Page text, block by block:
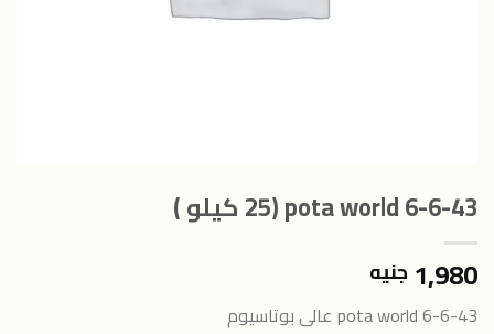
pota world 6-6-43 (25 كيلو )
1,980 جنيه
pota world 6-6-43 عالى بوتاسيوم